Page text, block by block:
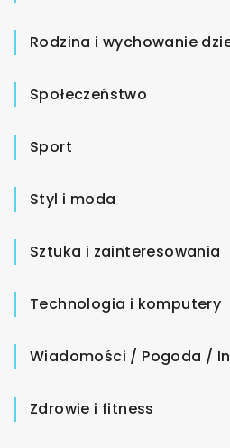
Rodzina i wychowanie
Społeczeństwo
Sport
Styl i moda
Sztuka i zainteresowania
Technologia i komputery
Wiadomości / Pogoda /
Zdrowie i fitness